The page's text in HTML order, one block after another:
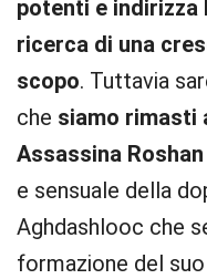
potenti e indirizza
ricerca di una
scopo. Tuttavia
che siamo rimasti
Assassina Roshan
e sensuale della
Aghdashlooc che
formazione del